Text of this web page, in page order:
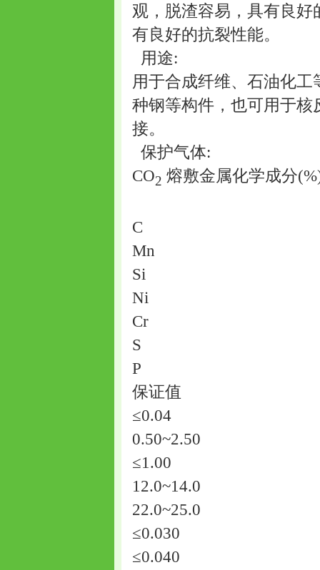
观，脱渣容易，具有良
有良好的抗裂性能。
用途:
用于合成纤维、石油化
种钢等构件，也可用于
接。
保护气体:
CO2 熔敷金属化学成分
C
Mn
Si
Ni
Cr
S
P
保证值
≤0.04
0.50~2.50
≤1.00
12.0~14.0
22.0~25.0
≤0.030
≤0.040